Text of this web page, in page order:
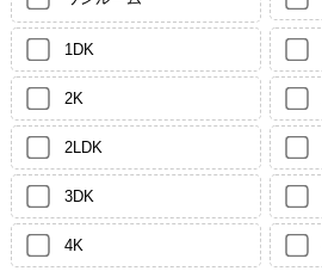
1DK
2K
2LDK
3DK
4K